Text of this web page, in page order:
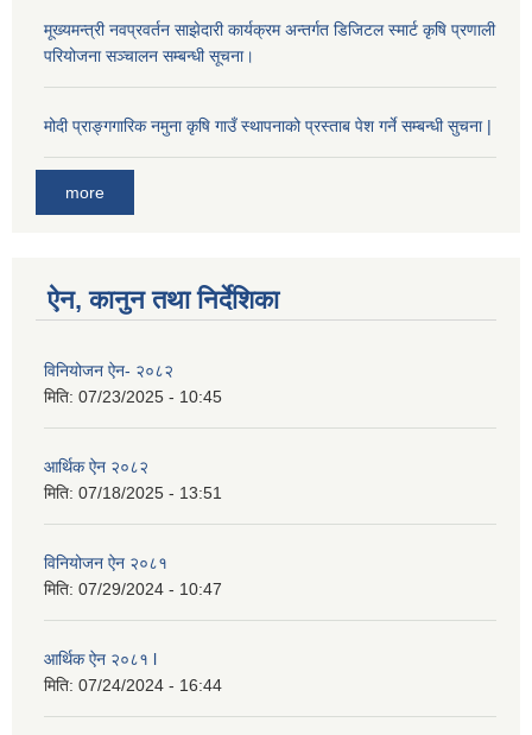
मूख्यमन्त्री नवप्रवर्तन साझेदारी कार्यक्रम अन्तर्गत डिजिटल स्मार्ट कृषि प्रणाली
परियोजना सञ्चालन सम्बन्धी सूचना।
मोदी प्राङ्गगारिक नमुना कृषि गाउँ स्थापनाको प्रस्ताब पेश गर्ने सम्बन्धी सुचना |
more
ऐन, कानुन तथा निर्देशिका
विनियोजन ऐन- २०८२
मिति: 07/23/2025 - 10:45
आर्थिक ऐन २०८२
मिति: 07/18/2025 - 13:51
विनियोजन ऐन २०८१
मिति: 07/29/2024 - 10:47
आर्थिक ऐन २०८१ l
मिति: 07/24/2024 - 16:44